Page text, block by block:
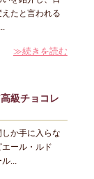
たと言われる
≫続きを読む
級チョコレ
か手に入らな
ール・ルド
...